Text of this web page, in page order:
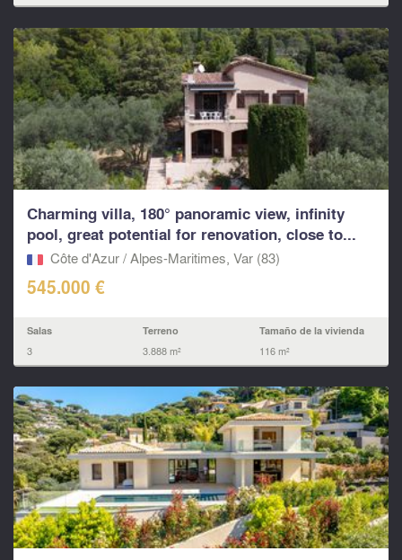
Charming villa, 180° panoramic view, infinity
pool, great potential for renovation, close to...
Côte d'Azur / Alpes-Maritimes, Var (83)
545.000 €
Salas
3
Terreno
3.888 m²
Tamaño de la vivienda
116 m²